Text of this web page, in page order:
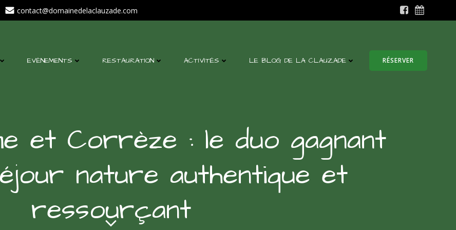
contact@domainedelaclauzade.com
EVÈNEMENTS RESTAURATION ACTIVITÉS LE BLOG DE LA CLAUZADE RÉSERVER
et Corrèze : le duo gagnant
nature authentique et
ressourçant